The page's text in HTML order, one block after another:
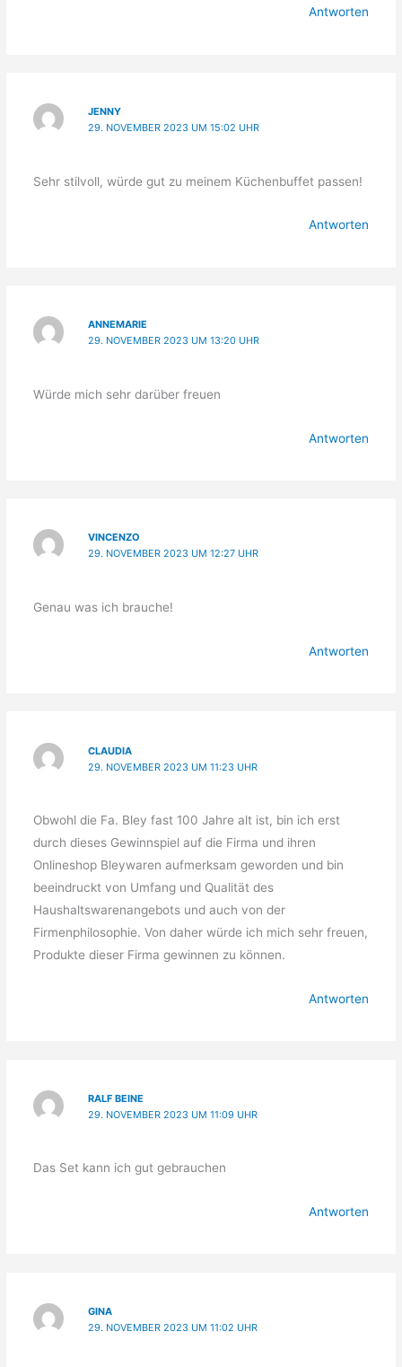
Antworten
JENNY
29. NOVEMBER 2023 UM 15:02 UHR
Sehr stilvoll, würde gut zu meinem Küchenbuffet passen!
Antworten
ANNEMARIE
29. NOVEMBER 2023 UM 13:20 UHR
Würde mich sehr darüber freuen
Antworten
VINCENZO
29. NOVEMBER 2023 UM 12:27 UHR
Genau was ich brauche!
Antworten
CLAUDIA
29. NOVEMBER 2023 UM 11:23 UHR
Obwohl die Fa. Bley fast 100 Jahre alt ist, bin ich erst
durch dieses Gewinnspiel auf die Firma und ihren
Onlineshop Bleywaren aufmerksam geworden und bin
beeindruckt von Umfang und Qualität des
Haushaltswarenangebots und auch von der
Firmenphilosophie. Von daher würde ich mich sehr freuen,
Produkte dieser Firma gewinnen zu können.
Antworten
RALF BEINE
29. NOVEMBER 2023 UM 11:09 UHR
Das Set kann ich gut gebrauchen
Antworten
GINA
29. NOVEMBER 2023 UM 11:02 UHR